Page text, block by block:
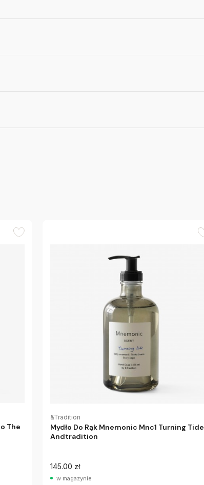
The
&Tradition
Mydło Do Rąk Mnemonic Mnc1 Turning Tide
Andtradition
145.00 zł
w magazynie